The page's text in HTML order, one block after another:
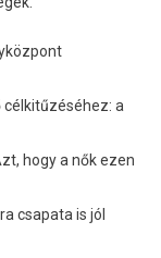
a
hogy a nők ezen
csapata is jól